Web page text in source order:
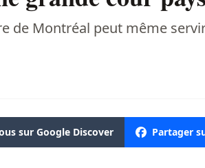
de Montréal peut même
sur Google Discover Partager